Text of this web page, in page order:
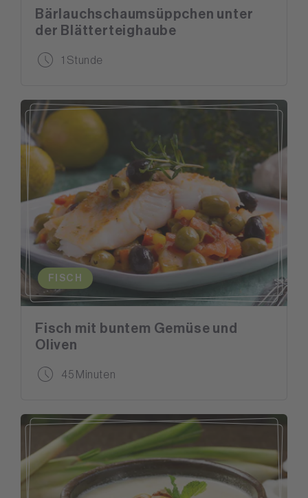
Bärlauchschaumsüppchen unter
der Blätterteighaube
1 Stunde
FISCH
Fisch mit buntem Gemüse und
Oliven
45 Minuten